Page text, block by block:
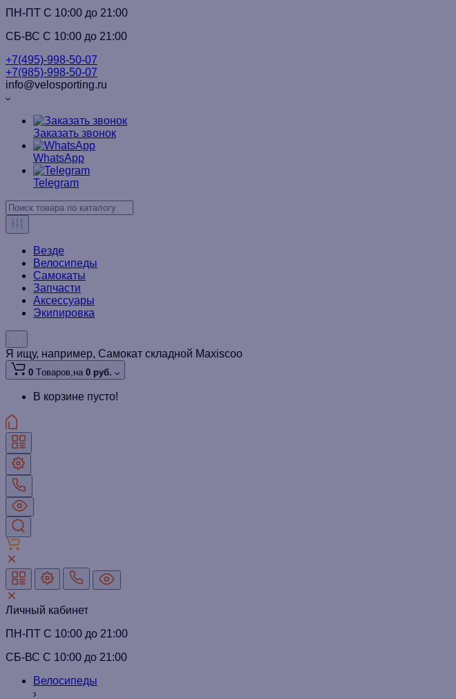
ПН-ПТ C 10:00 до 21:00
СБ-ВС С 10:00 до 21:00
+7(495)-998-50-07
+7(985)-998-50-07
info@velosporting.ru
Заказать звонок
WhatsApp
Telegram
Везде
Велосипеды
Самокаты
Запчасти
Аксессуары
Экипировка
Я ищу, например, Самокат складной Maxiscoo
0 Tоваров,на 0 руб.
В корзине пусто!
Личный кабинет
ПН-ПТ C 10:00 до 21:00
СБ-ВС С 10:00 до 21:00
Велосипеды